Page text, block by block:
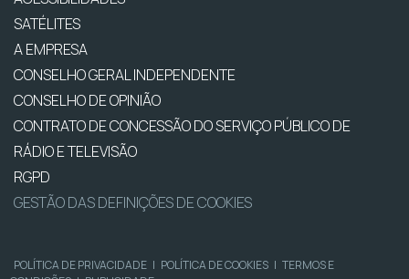
SATÉLITES
A EMPRESA
CONSELHO GERAL INDEPENDENTE
CONSELHO DE OPINIÃO
CONTRATO DE CONCESSÃO DO SERVIÇO PÚBLICO DE
RÁDIO E TELEVISÃO
RGPD
GESTÃO DAS DEFINIÇÕES DE COOKIES
POLÍTICA DE PRIVACIDADE | POLÍTICA DE COOKIES | TERMOS E